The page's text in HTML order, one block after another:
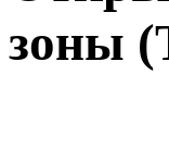
зоны